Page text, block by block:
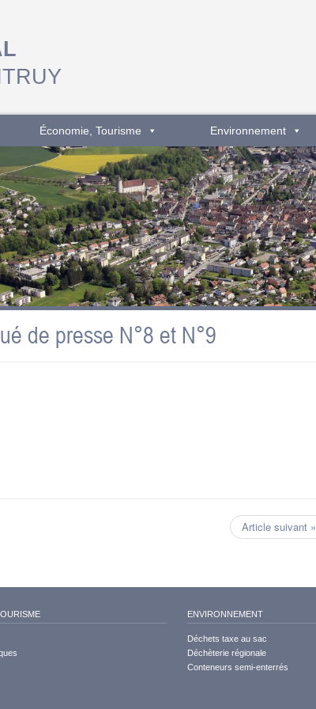
Économie, Tourisme Environnement
de presse N°8 et N°9
Article suivant »
ENVIRONNEMENT
Déchets taxe au sac
Déchèterie régionale
Conteneurs semi-enterrés